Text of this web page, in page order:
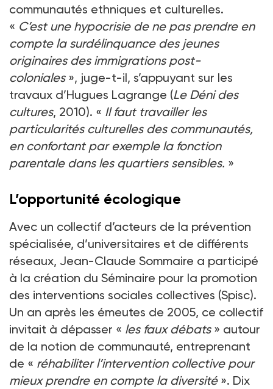
communautés ethniques et culturelles.
« C’est une hypocrisie de ne pas prendre en
compte la surdélinquance des jeunes
originaires des immigrations post-
coloniales», juge-t-il, s’appuyant sur les
travaux d’Hugues Lagrange (Le Déni des
cultures, 2010). « Il faut travailler les
particularités culturelles des communautés,
en confortant par exemple la fonction
parentale dans les quartiers sensibles. »
L’opportunité écologique
Avec un collectif d’acteurs de la prévention
spécialisée, d’universitaires et de différents
réseaux, Jean-Claude Sommaire a participé
à la création du Séminaire pour la promotion
des interventions sociales collectives (Spisc).
Un an après les émeutes de 2005, ce collectif
invitait à dépasser « les faux débats» autour
de la notion de communauté, entreprenant
de « réhabiliter l’intervention collective pour
mieux prendre en compte la diversité». Dix